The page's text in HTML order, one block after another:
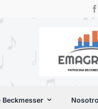
Beckmesser